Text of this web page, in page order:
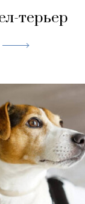
терьер